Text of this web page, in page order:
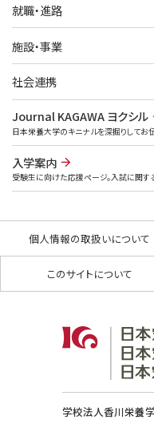
学校法人香川栄養
就職・進路
施設・事業
社会連携
Journal KAGAWA ヨクシル
日本栄養大学のキニナルを深掘りしてお
入学案内
受験生に向けた応援ページ。入試に関す
個人情報の取扱いについて
このサイトについて